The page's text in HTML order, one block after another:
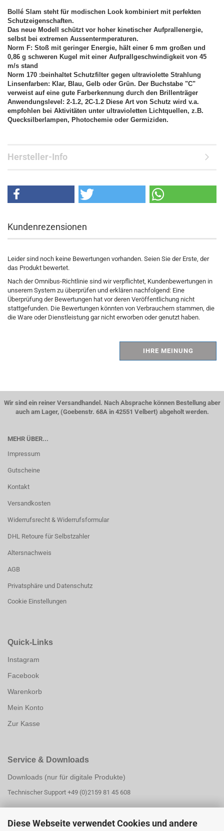
Diese Webseite verwendet Cookies und andere
Bollé Slam steht für modischen Look kombiniert mit perfekten
Schutzeigenschaften.
Das neue Modell schützt vor hoher kinetischer Aufprallenergie,
selbst bei extremen Aussentermperaturen.
Norm F: Stoß mit geringer Energie, hält einer 6 mm großen und
0,86 g schweren Kugel mit einer Aufprallgeschwindigkeit von 45
m/s stand
Norm 170 :beinhaltet Schutzfilter gegen ultraviolette Strahlung
Linsenfarben: Klar, Blau, Gelb oder Grün. Der Buchstabe "C"
verweist auf eine gute Farberkennung durch den Brillenträger
Anwendungslevel: 2-1.2, 2C-1.2 Diese Art von Schutz wird v.a.
empfohlen bei Aktivitäten unter ultravioletten Lichtquellen, z.B.
Quecksilberlampen, Photochemie oder Germiziden.
Hersteller-Info
Kundenrezensionen
Leider sind noch keine Bewertungen vorhanden. Seien Sie der Erste, der
das Produkt bewertet.
Nach der Omnibus-Richtlinie sind wir verpflichtet, Kundenbewertungen in
unserem System zu überprüfen und erklären nachfolgend: Eine
Überprüfung der Bewertungen hat vor deren Veröffentlichung nicht
stattgefunden. Die Bewertungen könnten von Verbrauchern stammen, die
die Ware oder Dienstleistung gar nicht erworben oder genutzt haben.
IHRE MEINUNG
Wir sind ein reiner Versandhandel. Nach Absprache können Bestellung aber
auch am Lager, (Goebenstr. 68A in 42551 Velbert) abgeholt werden.
MEHR ÜBER...
Impressum
Gutscheine
Kontakt
Versandkosten
Widerrufsrecht & Widerrufsformular
DHL Retoure für Selbstzahler
Altersnachweis
AGB
Privatsphäre und Datenschutz
Cookie Einstellungen
Quick-Links
Instagram
Facebook
Warenkorb
Mein Konto
Zur Kasse
Service & Downloads
Downloads (nur für digitale Produkte)
Technischer Support +49 (0)2159 81 45 608